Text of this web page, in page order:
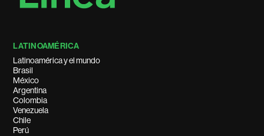
LATINOAMÉRICA
Latinoamérica y el mundo
Brasil
México
Argentina
Colombia
Venezuela
Chile
Perú